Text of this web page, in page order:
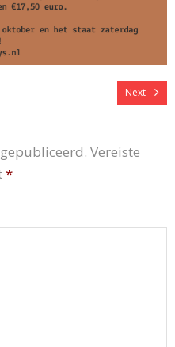
Next
Vereiste
*